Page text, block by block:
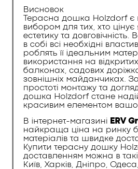
Висновок
Терасна дошка Holzdorf є
вибором для тих, хто цінує
естетику та
в собі всі необхідні
роблять її ідеальним
використання на
балконах, садових
зовнішніх майданчиках.
простоті монтажу та
дошка Holzdorf стане
красивим елементом
В інтернет-магазині ERV
найкраща ціна на ринку
матеріалів та швидке
Купити терасну дошку
доставленням можна в такі
Київ, Харків, Дніпро,